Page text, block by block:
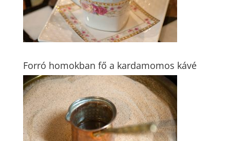
Forró homokban fő a kardamomos kávé